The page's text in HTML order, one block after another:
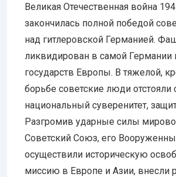
Великая Отечественная война
закончилась полной победой
над гитлеровской Германией.
ликвидирован в самой Германии
государств Европы. В тяжелой,
борьбе советские люди отстояли
национальный суверенитет,
Разгромив ударные силы
Советский Союз, его
осуществили историческую
миссию в Европе и Азии,